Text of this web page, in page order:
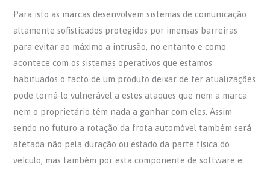
Para isto as marcas desenvolvem sistemas de comunicação
altamente sofisticados protegidos por imensas barreiras
para evitar ao máximo a intrusão, no entanto e como
acontece com os sistemas operativos que estamos
habituados o facto de um produto deixar de ter atualizações
pode torná-lo vulnerável a estes ataques que nem a marca
nem o proprietário têm nada a ganhar com eles. Assim
sendo no futuro a rotação da frota automóvel também será
afetada não pela duração ou estado da parte física do
veículo, mas também por esta componente de software e